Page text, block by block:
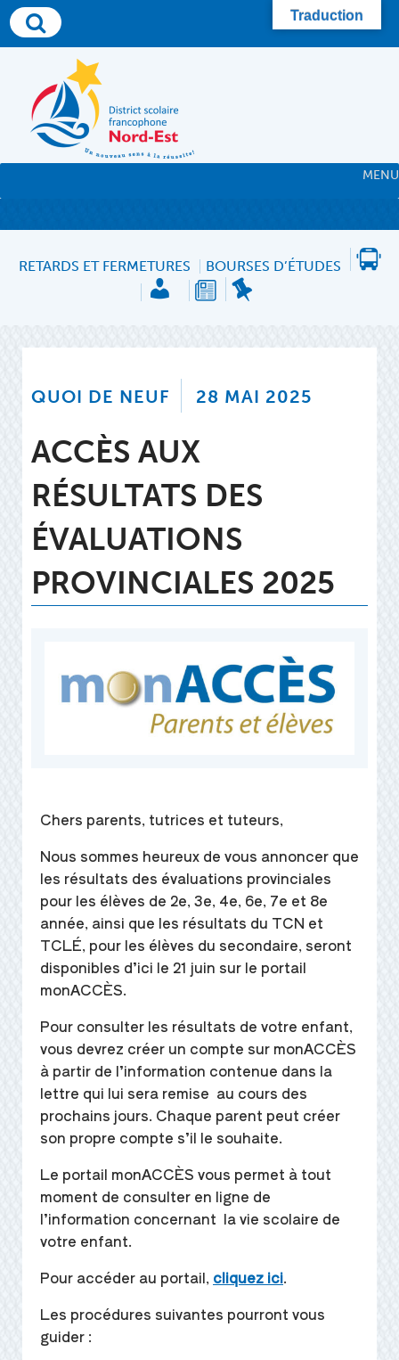
MENU
RETARDS ET FERMETURES BOURSES D’ÉTUDES
QUOI DE NEUF 28 MAI 2025
ACCÈS AUX
RÉSULTATS DES
ÉVALUATIONS
PROVINCIALES 2025
Chers parents, tutrices et tuteurs,
Nous sommes heureux de vous annoncer que
les résultats des évaluations provinciales
pour les élèves de 2e, 3e, 4e, 6e, 7e et 8e
année, ainsi que les résultats du TCN et
TCLÉ, pour les élèves du secondaire, seront
disponibles d’ici le 21 juin sur le portail
monACCÈS.
Pour consulter les résultats de votre enfant,
vous devrez créer un compte sur monACCÈS
à partir de l’information contenue dans la
lettre qui lui sera remise au cours des
prochains jours. Chaque parent peut créer
son propre compte s’il le souhaite.
Le portail monACCÈS vous permet à tout
moment de consulter en ligne de
l’information concernant la vie scolaire de
votre enfant.
Pour accéder au portail, cliquez ici.
Les procédures suivantes pourront vous
guider :
Traduction